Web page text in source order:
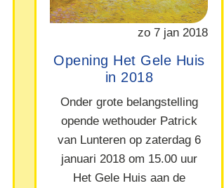
zo 7 jan 2018
Opening Het Gele Huis
in 2018
Onder grote belangstelling
opende wethouder Patrick
van Lunteren op zaterdag 6
januari 2018 om 15.00 uur
Het Gele Huis aan de